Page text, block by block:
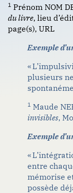
1 Prénom NOM
du livre, lieu
page(s), URL
Exemple
«
plusieurs
1 Maude
invisibles,
Exemple
«
entre
mémorise
possède
VANCOUVER
Livres
Partitions
Publications
Sources
Web et
Livre (seconde
l’anglais)
Livre avec
Livre dont
un directeur
sont différents
Livre faisant